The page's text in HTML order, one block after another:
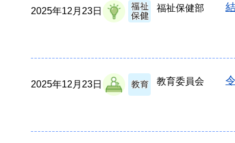
2025年12月23日 福祉保健部
2025年12月23日 教育委員会